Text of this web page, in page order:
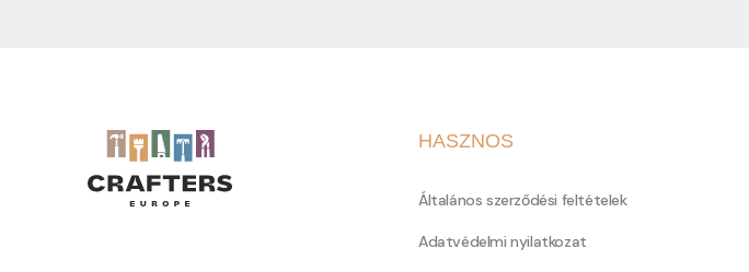
HASZNOS
Általános szerződési feltételek
Adatvédelmi nyilatkozat